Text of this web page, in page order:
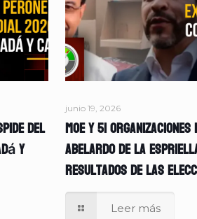
del
y
junio 19, 2026
MOE y 51
Abelardo de la
resultados de las
Leer más